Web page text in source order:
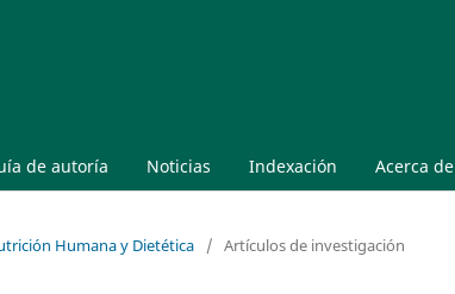
de autoría Noticias Indexación Acerca de
Humana y Dietética / Artículos de investigación